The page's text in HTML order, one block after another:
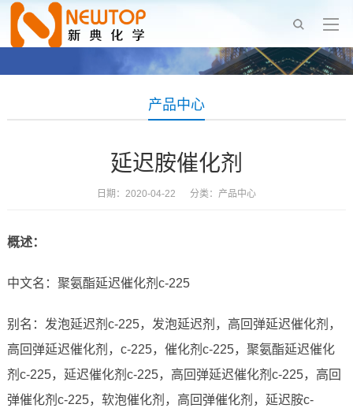
产品中心
延迟胺催化剂
日期：2020-04-22 分类： 产品中心
概述：
中文名：聚氨酯延迟催化剂c-225
别名：发泡延迟剂c-225，发泡延迟剂，高回弹延迟催化剂，
高回弹延迟催化剂，c-225，催化剂c-225，聚氨酯延迟催化
剂c-225，延迟催化剂c-225，高回弹延迟催化剂c-225，高回
弹催化剂c-225，软泡催化剂，高回弹催化剂，延迟胺c-